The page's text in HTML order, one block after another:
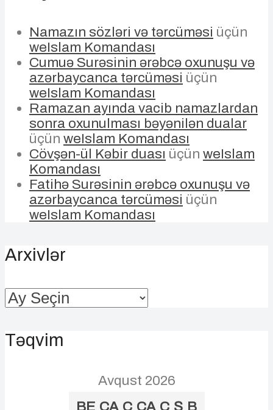
Namazın sözləri və tərcüməsi üçün
weIslam Komandası
Cumuə Surəsinin ərəbcə oxunuşu və
azərbaycanca tərcüməsi üçün
weIslam Komandası
Ramazan ayında vacib namazlardan
sonra oxunulması bəyənilən dualar
üçün weIslam Komandası
Cövşən-ül Kəbir duası üçün weIslam
Komandası
Fatihə Surəsinin ərəbcə oxunuşu və
azərbaycanca tərcüməsi üçün
weIslam Komandası
Arxivlər
Arxivlər
Təqvim
Avqust 2026
BE ÇA Ç CA C Ş B